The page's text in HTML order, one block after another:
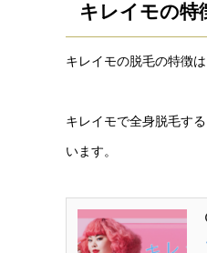
キレイモの特
キレイモの脱毛の特徴
キレイモで全身脱毛す
います。